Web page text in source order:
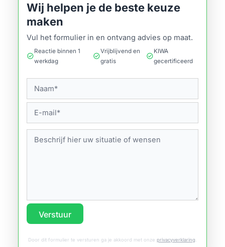
Wij helpen je de beste keuze
maken
Vul het formulier in en ontvang advies op maat.
check_circle
Reactie binnen 1
werkdag
check_circle
Vrijblijvend en
gratis
check_circle
KIWA
gecertificeerd
Verstuur
Door dit formulier te versturen ga je akkoord met onze privacyverklaring